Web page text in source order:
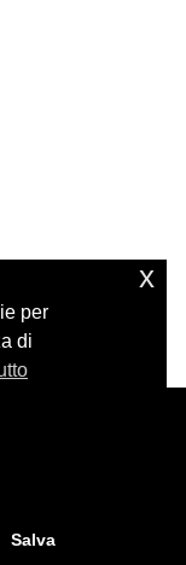
per
di
Salva
x
– P.IVA